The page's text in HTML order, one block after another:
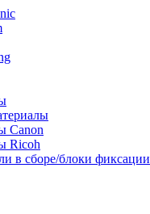
Canon
Ricoh
в сборе/блоки фиксации